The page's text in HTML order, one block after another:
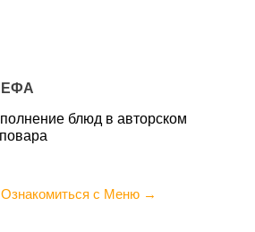
блюд в авторском
Ознакомиться с Меню →